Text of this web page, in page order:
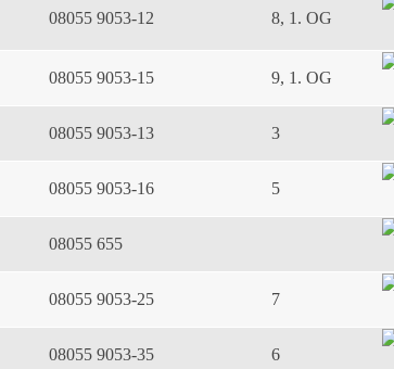
08055 9053-12 8, 1. OG
08055 9053-15 9, 1. OG
08055 9053-13 3
08055 9053-16 5
08055 655
08055 9053-25 7
08055 9053-35 6